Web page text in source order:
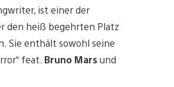
ist einer der
den heiß begehrten Platz
Sie enthält sowohl seine
feat. Bruno Marsund